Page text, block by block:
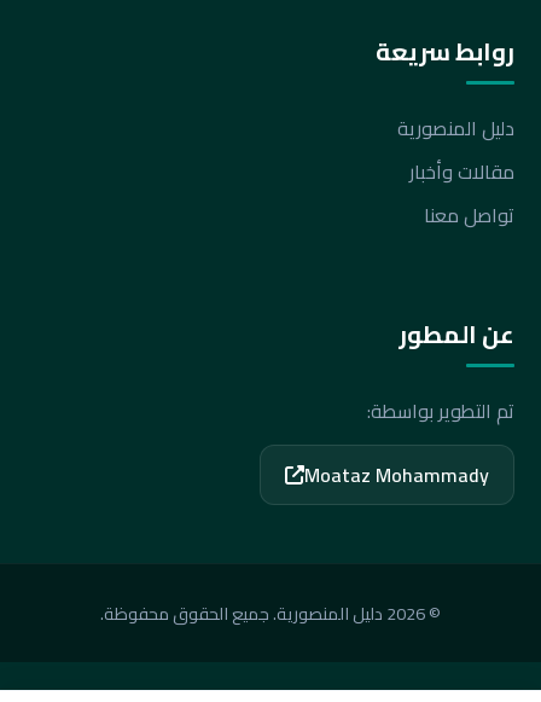
روابط سريعة
دليل المنصورية
مقالات وأخبار
تواصل معنا
عن المطور
تم التطوير بواسطة:
Moataz Mohammady
© 2026 دليل المنصورية. جميع الحقوق محفوظة.